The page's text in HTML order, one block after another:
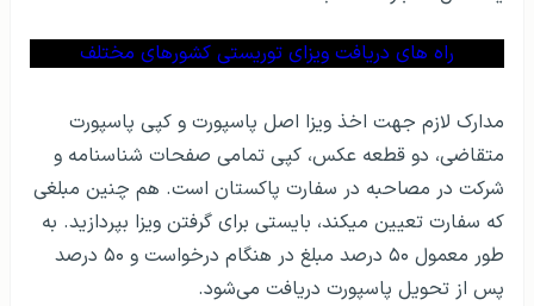
راه های دریافت ویزای توریستی کشورهای مختلف
مدارک لازم جهت اخذ ویزا اصل پاسپورت و کپی پاسپورت
متقاضی، دو قطعه عكس، کپی تمامی صفحات شناسنامه و
شرکت در مصاحبه در سفارت پاکستان است. هم چنین مبلغی
که سفارت تعیین می­کند، بایستی برای گرفتن ویزا بپردازید. به
طور معمول ۵۰ درصد مبلغ در هنگام درخواست و ۵۰ درصد
پس از تحویل پاسپورت دریافت می­‌شود.